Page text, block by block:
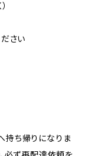
さい
持ち帰りになりま